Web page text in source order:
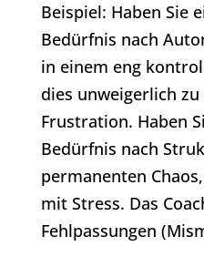
Beispiel: Haben Sie
Bedürfnis nach
in einem eng
dies unweigerlich
Frustration. Haben
Bedürfnis nach
permanenten
mit Stress. Das
Fehlpassungen